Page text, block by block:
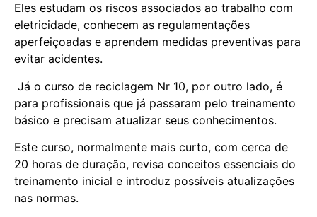
Eles estudam os riscos associados ao trabalho com
eletricidade, conhecem as regulamentações
aperfeiçoadas e aprendem medidas preventivas para
evitar acidentes.
Já o curso de reciclagem Nr 10, por outro lado, é
para profissionais que já passaram pelo treinamento
básico e precisam atualizar seus conhecimentos.
Este curso, normalmente mais curto, com cerca de
20 horas de duração, revisa conceitos essenciais do
treinamento inicial e introduz possíveis atualizações
nas normas.